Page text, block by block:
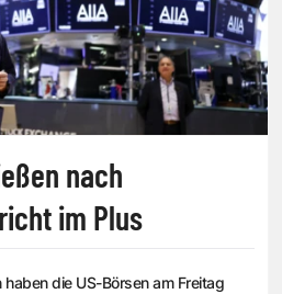
nach
im Plus
die US-Börsen am Freitag